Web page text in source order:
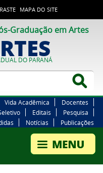
MAPA DO SITE
Graduação em Artes
DO PARANÁ
Vida Acadêmica
Docentes
Editais
Pesquisa
Notícias Publicações